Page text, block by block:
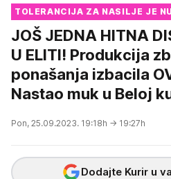
TOLERANCIJA ZA NASILJE JE
JOŠ JEDNA HITNA
U ELITI! Produkcija
ponašanja izbacila
Nastao muk u Beloj
Pon, 25.09.2023. 19:18h → 19:27h
Dodajte Kurir u